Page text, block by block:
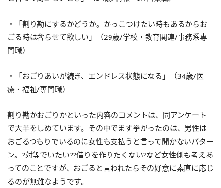
・「割り勘にするかどうか。かっこつけたい時もあるからお
ごる時は奢らせて欲しい」（29歳/学校・教育関連/事務系専
門職）
・「おごりあいが続き、エンドレス状態になる」（34歳/医
療・福祉/専門職）
割り勘かおごりかといった内容のコメントは、同アンケート
で大半をしめています。その中でまず挙がったのは、男性は
おごるつもりでいるのに女性も支払うと言って聞かないパター
ン。?対等でいたい??借りを作りたくない?など女性側も考えあ
ってのことですが、おごると言われたらその好意に素直に応じ
るのが無難なようです。